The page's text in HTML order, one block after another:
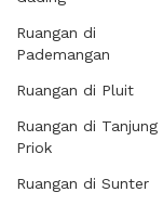
Ruangan di
Pademangan
Ruangan di Pluit
Ruangan di Tanjung
Priok
Ruangan di Sunter